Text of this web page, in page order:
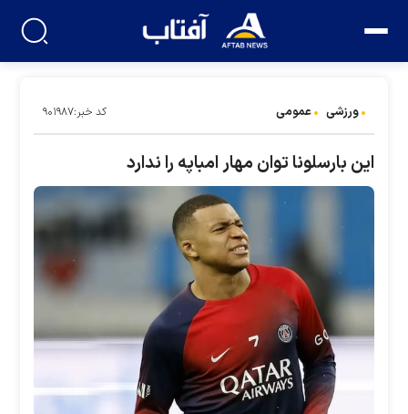
ورزشی عمومی کد خبر:۹۰۱۹۸۷
این بارسلونا توان مهار امباپه را ندارد